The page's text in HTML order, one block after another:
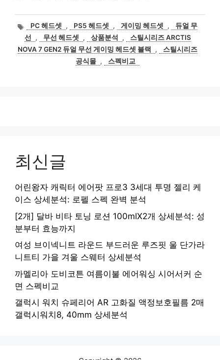
태
그
PC 헤드셋 , PS5 헤드셋 , 게이밍 헤드셋 ,
듀얼 무
선
, 무선 헤드셋 , 상품분석 ,
스틸시리즈 ARCTIS
NOVA 7 GEN2 듀얼 무선 게이밍 헤드셋 블랙
,
스틸시리즈
공식몰 , 스펙비교
최신글
어린왕자 캐릭터 에어팟 프로3 3세대 투명 젤리 케
이스 상세분석: 로펠 스펙 완벽 분석
[2개] 달바 비타 토닝 로션 100mlX2개 상세분석: 성
분부터 효능까지
여성 브이넥니트 라운드 부드러운 루즈핏 울 단가라
니트티 가을 겨울 스웨터 상세분석
까멜리아 도비코튼 여름이불 에어워싱 시어서커 순
면 스펙비교
갤럭시 워치 슈페리어 AR 고화질 액정보호필름 2매
갤럭시워치8, 40mm 상세분석